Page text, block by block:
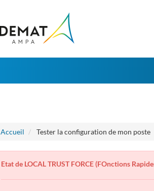
Accueil Tester la configuration de mon poste
Etat de LOCAL TRUST FORCE (FOnctions